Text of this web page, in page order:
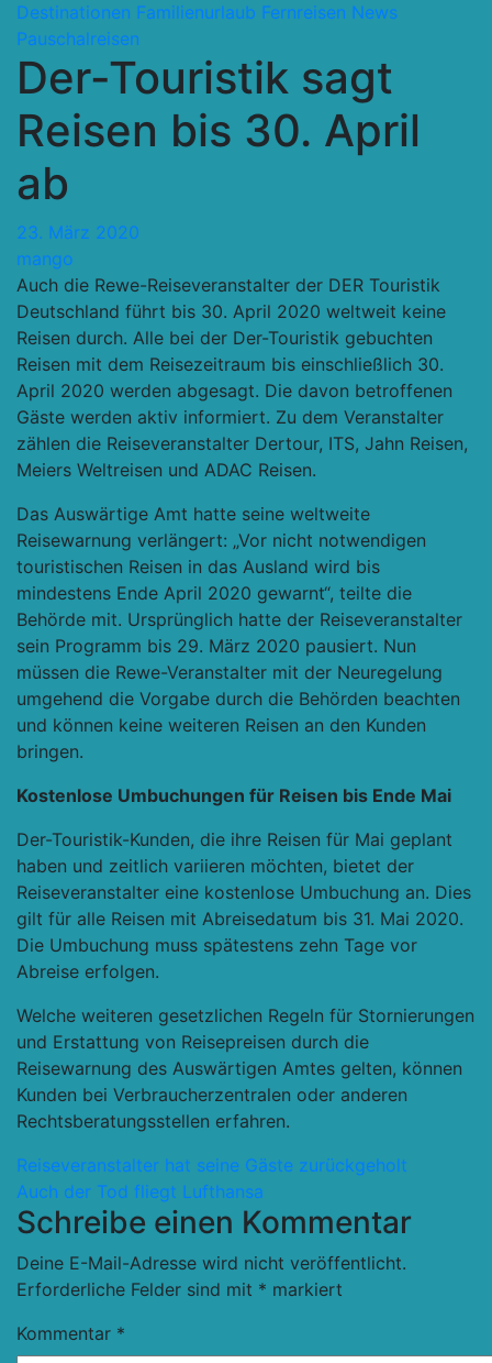
Destinationen Familienurlaub Fernreisen News
Pauschalreisen
Der-Touristik sagt
Reisen bis 30. April
ab
23. März 2020
mango
Auch die Rewe-Reiseveranstalter der DER Touristik
Deutschland führt bis 30. April 2020 weltweit keine
Reisen durch. Alle bei der Der-Touristik gebuchten
Reisen mit dem Reisezeitraum bis einschließlich 30.
April 2020 werden abgesagt. Die davon betroffenen
Gäste werden aktiv informiert. Zu dem Veranstalter
zählen die Reiseveranstalter Dertour, ITS, Jahn Reisen,
Meiers Weltreisen und ADAC Reisen.
Das Auswärtige Amt hatte seine weltweite
Reisewarnung verlängert: „Vor nicht notwendigen
touristischen Reisen in das Ausland wird bis
mindestens Ende April 2020 gewarnt“, teilte die
Behörde mit. Ursprünglich hatte der Reiseveranstalter
sein Programm bis 29. März 2020 pausiert. Nun
müssen die Rewe-Veranstalter mit der Neuregelung
umgehend die Vorgabe durch die Behörden beachten
und können keine weiteren Reisen an den Kunden
bringen.
Kostenlose Umbuchungen für Reisen bis Ende Mai
Der-Touristik-Kunden, die ihre Reisen für Mai geplant
haben und zeitlich variieren möchten, bietet der
Reiseveranstalter eine kostenlose Umbuchung an. Dies
gilt für alle Reisen mit Abreisedatum bis 31. Mai 2020.
Die Umbuchung muss spätestens zehn Tage vor
Abreise erfolgen.
Welche weiteren gesetzlichen Regeln für Stornierungen
und Erstattung von Reisepreisen durch die
Reisewarnung des Auswärtigen Amtes gelten, können
Kunden bei Verbraucherzentralen oder anderen
Rechtsberatungsstellen erfahren.
Beitragsnavigation
Reiseveranstalter hat seine Gäste zurückgeholt
Auch der Tod fliegt Lufthansa
Schreibe einen Kommentar
Deine E-Mail-Adresse wird nicht veröffentlicht.
Erforderliche Felder sind mit * markiert
Kommentar *